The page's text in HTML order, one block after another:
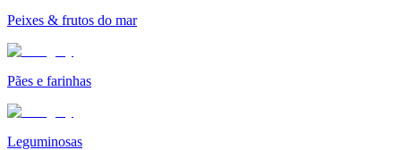
Peixes & frutos do mar
Pães e farinhas
Leguminosas